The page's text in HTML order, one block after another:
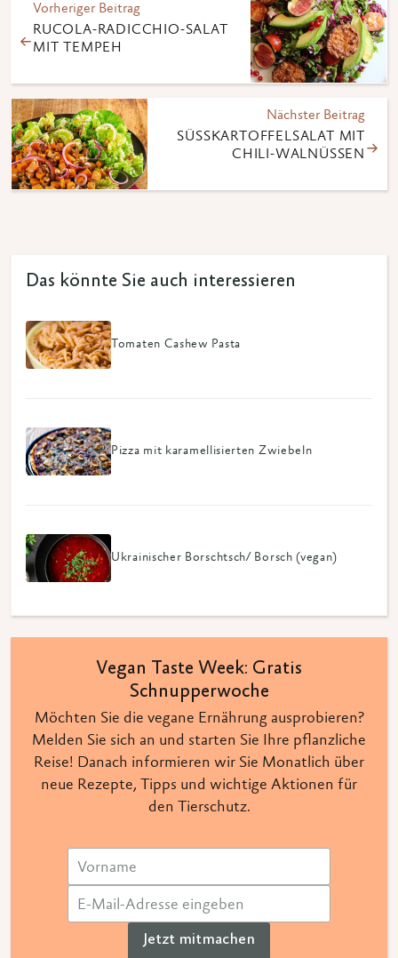
Vorheriger Beitrag
RUCOLA-RADICCHIO-SALAT
MIT TEMPEH
Nächster Beitrag
SÜSSKARTOFFELSALAT MIT C
HILI-WALNÜSSEN
Das könnte Sie auch interessieren
Tomaten Cashew Pasta
Pizza mit karamellisierten Zwiebeln
Ukrainischer Borschtsch/ Borsch (vegan)
Vegan Taste Week: Gratis
Schnupperwoche
Möchten Sie die vegane Ernährung ausprobieren?
Melden Sie sich an und starten Sie Ihre pflanzliche
Reise! Danach informieren wir Sie Monatlich über
neue Rezepte, Tipps und wichtige Aktionen für
den Tierschutz.
Jetzt mitmachen